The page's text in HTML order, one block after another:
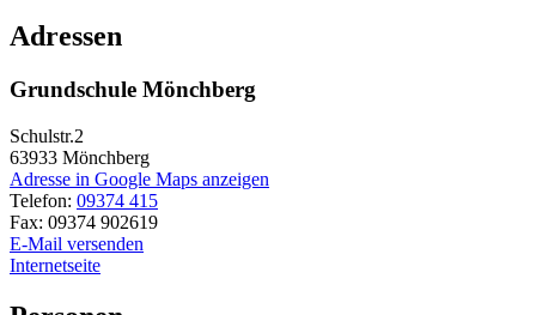
Adressen
Grundschule Mönchberg
Schulstr.2
63933 Mönchberg
Adresse in Google Maps anzeigen
Telefon: 09374 415
Fax: 09374 902619
E-Mail versenden
Internetseite